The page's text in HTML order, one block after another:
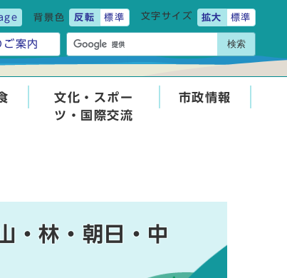
背景色 反転 標準 文字サイズ 拡大 標準
ご案内 検索
文化・スポー
ツ・国際交流
市政情報
・林・朝日・中